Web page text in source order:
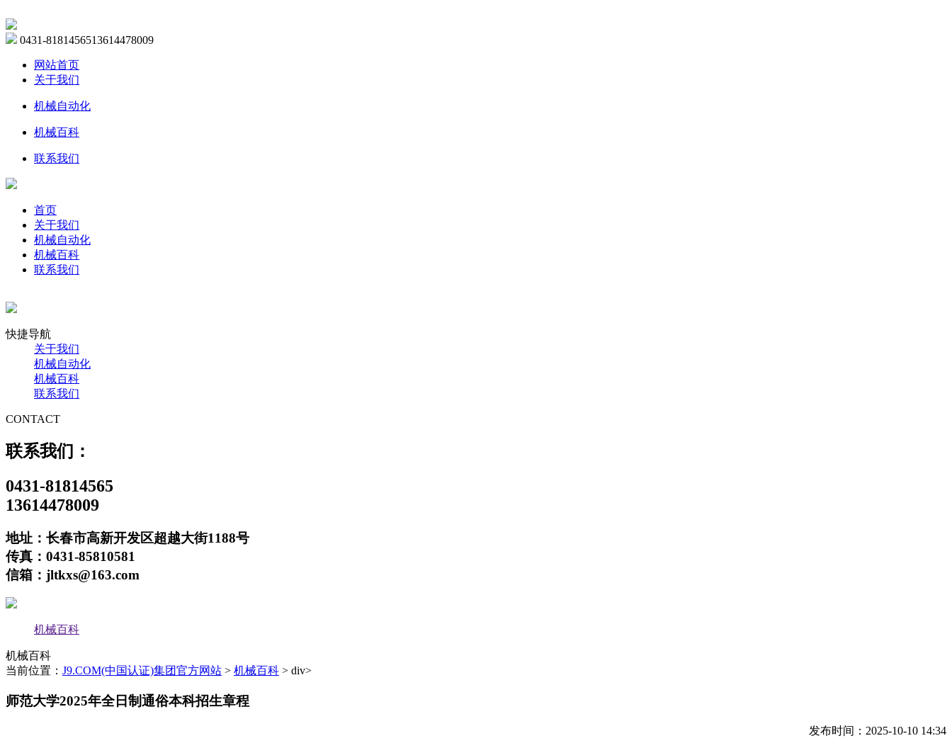
0431-8181456513614478009
网站首页
关于我们
机械自动化
机械百科
联系我们
首页
关于我们
机械自动化
机械百科
联系我们
快捷导航
关于我们
机械自动化
机械百科
联系我们
CONTACT
联系我们：
0431-81814565
13614478009
地址：长春市高新开发区超越大街1188号
传真：0431-85810581
信箱：jltkxs@163.com
机械百科
机械百科
当前位置： J9.COM(中国认证)集团官方网站 > 机械百科 > div>
师范大学2025年全日制通俗本科招生章程
发布时间：2025-10-10 14:34